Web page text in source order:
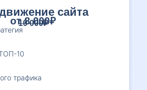
сайта
от 8 000₽
10 000₽
10
трафика